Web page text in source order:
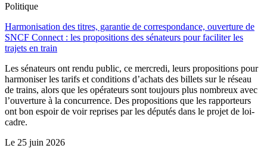
Politique
Harmonisation des titres, garantie de correspondance, ouverture de
SNCF Connect : les propositions des sénateurs pour faciliter les
trajets en train
Les sénateurs ont rendu public, ce mercredi, leurs propositions pour
harmoniser les tarifs et conditions d’achats des billets sur le réseau
de trains, alors que les opérateurs sont toujours plus nombreux avec
l’ouverture à la concurrence. Des propositions que les rapporteurs
ont bon espoir de voir reprises par les députés dans le projet de loi-
cadre.
Le 25 juin 2026